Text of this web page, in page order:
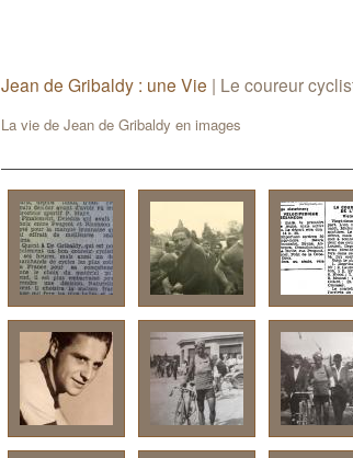
Jean de Gribaldy : une Vie | Le coureur
La vie de Jean de Gribaldy en images